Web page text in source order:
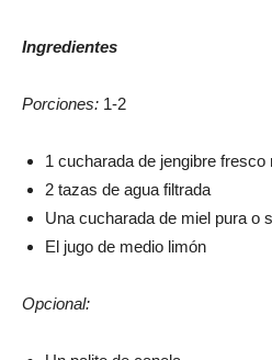
Ingredientes
Porciones: 1-2
1 cucharada de jengibre fresco
2 tazas de agua filtrada
Una cucharada de miel pura o
El jugo de medio limón
Opcional: